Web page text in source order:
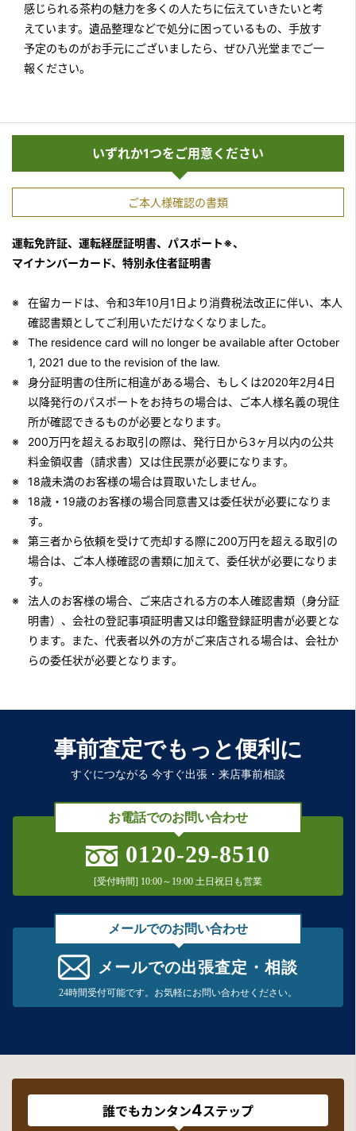
感じられる茶杓の魅力を多くの人たちに伝えていきたいと考
えています。遺品整理などで処分に困っているもの、手放す
予定のものがお手元にございましたら、ぜひ八光堂までご一
報ください。
いずれか1つをご用意ください
ご本人様確認の書類
運転免許証、運転経歴証明書、パスポート※、
マイナンバーカード、特別永住者証明書
在留カードは、令和3年10月1日より消費税法改正に伴い、本人
確認書類としてご利用いただけなくなりました。
The residence card will no longer be available after October
1, 2021 due to the revision of the law.
身分証明書の住所に相違がある場合、もしくは2020年2月4日
以降発行のパスポートをお持ちの場合は、ご本人様名義の現住
所が確認できるものが必要となります。
200万円を超えるお取引の際は、発行日から3ヶ月以内の公共
料金領収書（請求書）又は住民票が必要になります。
18歳未満のお客様の場合は買取いたしません。
18歳・19歳のお客様の場合同意書又は委任状が必要になりま
す。
第三者から依頼を受けて売却する際に200万円を超える取引の
場合は、ご本人様確認の書類に加えて、委任状が必要になりま
す。
法人のお客様の場合、ご来店される方の本人確認書類（身分証
明書）、会社の登記事項証明書又は印鑑登録証明書が必要とな
ります。また、代表者以外の方がご来店される場合は、会社か
らの委任状が必要となります。
事前査定でもっと便利に
すぐにつながる 今すぐ出張・来店事前相談
お電話でのお問い合わせ
0120-29-8510
[受付時間] 10:00～19:00 土日祝日も営業
メールでのお問い合わせ
メールでの出張査定・相談
24時間受付可能です。お気軽にお問い合わせください。
誰でもカンタン4ステップ